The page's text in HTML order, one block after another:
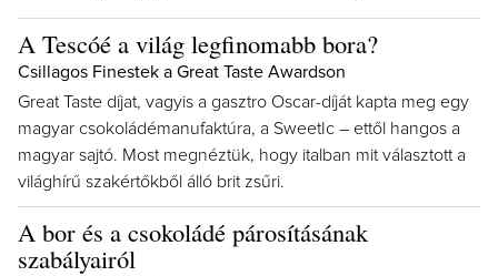
A Tescóé a világ legfinomabb bora?
Csillagos Finestek a Great Taste Awardson
Great Taste díjat, vagyis a gasztro Oscar-díját kapta meg egy
magyar csokoládémanufaktúra, a SweetIc – ettől hangos a
magyar sajtó. Most megnéztük, hogy italban mit választott a
világhírű szakértőkből álló brit zsűri.
A bor és a csokoládé párosításának
szabályairól